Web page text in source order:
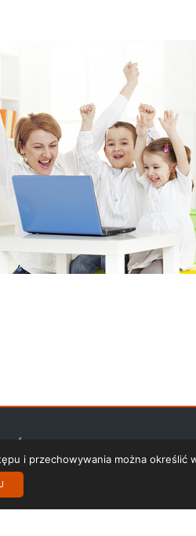
i przechowywania można określić
prawa zastrzeżone.